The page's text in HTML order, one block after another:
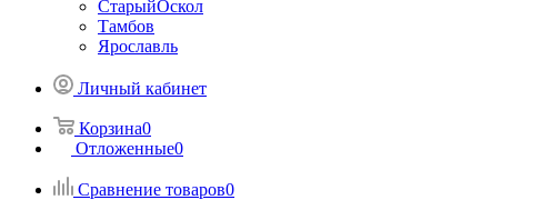
СтарыйОскол
Тамбов
Ярославль
Личный кабинет
Корзина0
Отложенные0
Сравнение товаров0